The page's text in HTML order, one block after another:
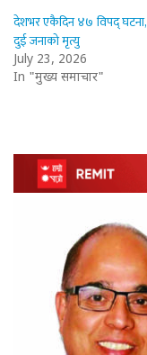
देशभर एकैदिन ४७ विपद् घटना,
दुई जनाको मृत्यु
July 23, 2026
In "मुख्य समाचार"